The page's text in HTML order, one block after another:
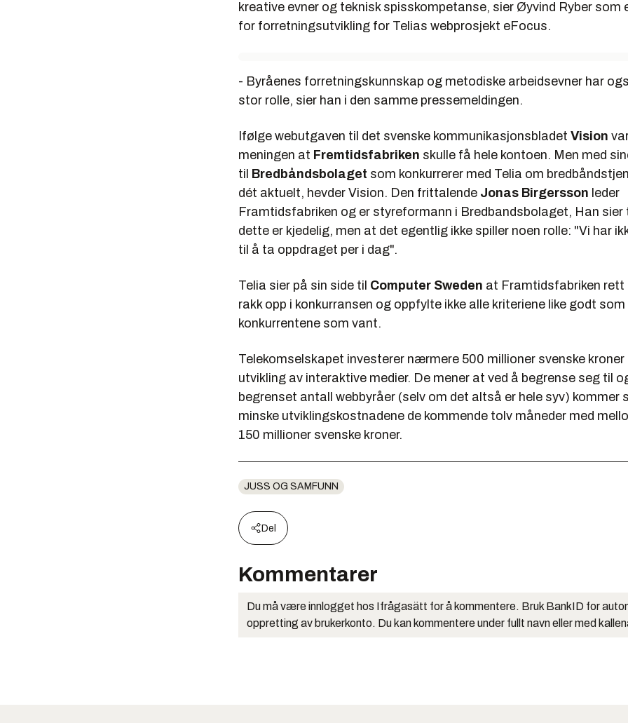
kreative evner og teknisk spisskompetanse, sier Øyvind Ryber som
for forretningsutvikling for Telias webprosjekt eFocus.
- Byråenes forretningskunnskap og metodiske arbeidsevner har
stor rolle, sier han i den samme pressemeldingen.
Ifølge webutgaven til det svenske kommunikasjonsbladet Vision
meningen at Fremtidsfabriken skulle få hele kontoen. Men med
til Bredbåndsbolaget som konkurrerer med Telia om
dét aktuelt, hevder Vision. Den frittalende Jonas Birgersson leder
Framtidsfabriken og er styreformann i Bredbandsbolaget, Han sier
dette er kjedelig, men at det egentlig ikke spiller noen rolle: "Vi har
til å ta oppdraget per i dag".
Telia sier på sin side til Computer Sweden at Framtidsfabriken rett
rakk opp i konkurransen og oppfylte ikke alle kriteriene like godt som
konkurrentene som vant.
Telekomselskapet investerer nærmere 500 millioner svenske kroner
utvikling av interaktive medier. De mener at ved å begrense seg til
begrenset antall webbyråer (selv om det altså er hele syv) kommer
minske utviklingskostnadene de kommende tolv måneder med
150 millioner svenske kroner.
JUSS OG SAMFUNN
Del
Kommentarer
Du må være innlogget hos Ifrågasätt for å kommentere. Bruk BankID for
oppretting av brukerkonto. Du kan kommentere under fullt navn eller med